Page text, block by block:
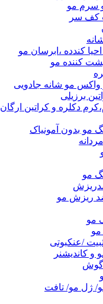
سرم مو
کف سر
کندده ،ابرسان مو
کننده مو
مو شانه جادویی
برزیلی
دکلره و کراتین ارگان
مو بدون آمونیاک
مو
ریزش مو
مو
/عنکبوتی
کاندیشنر
گوش
ژل مو/ تافت